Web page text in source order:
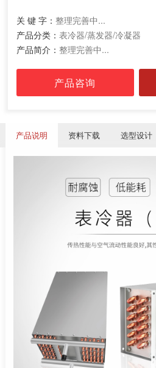
关 键 字： 整理完善中...
产品分类： 表冷器/蒸发器/冷凝器
产品简介： 整理完善中...
产品咨询
产品说明 资料下载 选型设计